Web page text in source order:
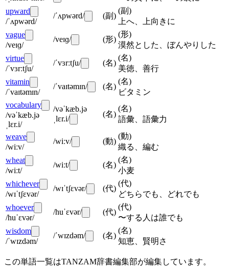
upward
/ˈʌpwərd/
/ˈʌpwərd/ (副 )
(副 )
上へ、上向きに
vague
/veɪɡ/
/veɪɡ/ (形)
(形)
漠然とした、ぼんやりした
virtue
/ˈvɜrːtʃu/
/ˈvɜrːtʃu/ (名)
(名)
美徳、善行
vitamin
/ˈvaɪtəmɪn/
/ˈvaɪtəmɪn/ (名)
(名)
ビタミン
vocabulary
/vəˈkæb.jə
ˌlɛr.i/
/vəˈkæb.jə
ˌlɛr.i/
(名)
(名)
語彙、語彙力
weave
/wiːv/
/wiːv/ (動)
(動)
織る、編む
wheat
/wiːt/
/wiːt/ (名)
(名)
小麦
whichever
/wɪˈtʃɛvər/
/wɪˈtʃɛvər/ (代)
(代)
どちらでも、どれでも
whoever
/huˈɛvər/
/huˈɛvər/ (代)
(代)
〜する人は誰でも
wisdom
/ˈwɪzdəm/
/ˈwɪzdəm/ (名)
(名)
知恵、賢明さ
この単語一覧はTANZAM辞書編集部が編集しています。